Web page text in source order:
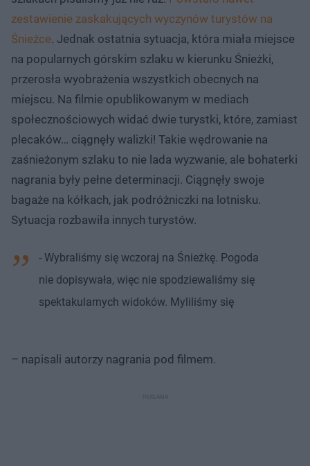
zestawienie zaskakujących wyczynów turystów na
Śnieżce. Jednak ostatnia sytuacja, która miała miejsce
na popularnych górskim szlaku w kierunku Śnieżki,
przerosła wyobrażenia wszystkich obecnych na
miejscu. Na filmie opublikowanym w mediach
społecznościowych widać dwie turystki, które, zamiast
plecaków… ciągnęły walizki! Takie wędrowanie na
zaśnieżonym szlaku to nie lada wyzwanie, ale bohaterki
nagrania były pełne determinacji. Ciągnęły swoje
bagaże na kółkach, jak podróżniczki na lotnisku.
Sytuacja rozbawiła innych turystów.
- Wybraliśmy się wczoraj na Śnieżkę. Pogoda
nie dopisywała, więc nie spodziewaliśmy się
spektakularnych widoków. Myliliśmy się
– napisali autorzy nagrania pod filmem.